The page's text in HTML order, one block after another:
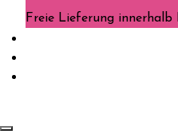
Freie Lieferung innerhalb